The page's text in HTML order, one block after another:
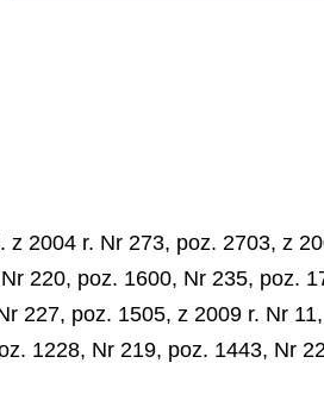
z 2004 r. Nr 273, poz. 2703, z
220, poz. 1600, Nr 235, poz.
227, poz. 1505, z 2009 r. Nr
1228, Nr 219, poz. 1443, Nr